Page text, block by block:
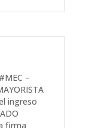
–
ingreso
firma